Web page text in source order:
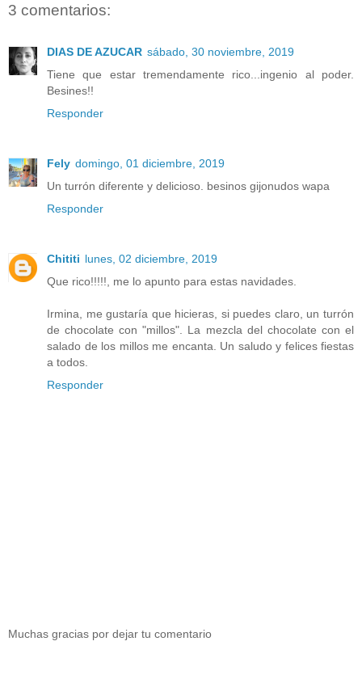
3 comentarios:
DIAS DE AZUCAR sábado, 30 noviembre, 2019
Tiene que estar tremendamente rico...ingenio al poder.
Besines!!
Responder
Fely domingo, 01 diciembre, 2019
Un turrón diferente y delicioso. besinos gijonudos wapa
Responder
Chititi lunes, 02 diciembre, 2019
Que rico!!!!!, me lo apunto para estas navidades.
Irmina, me gustaría que hicieras, si puedes claro, un turrón
de chocolate con "millos". La mezcla del chocolate con el
salado de los millos me encanta. Un saludo y felices fiestas
a todos.
Responder
Muchas gracias por dejar tu comentario